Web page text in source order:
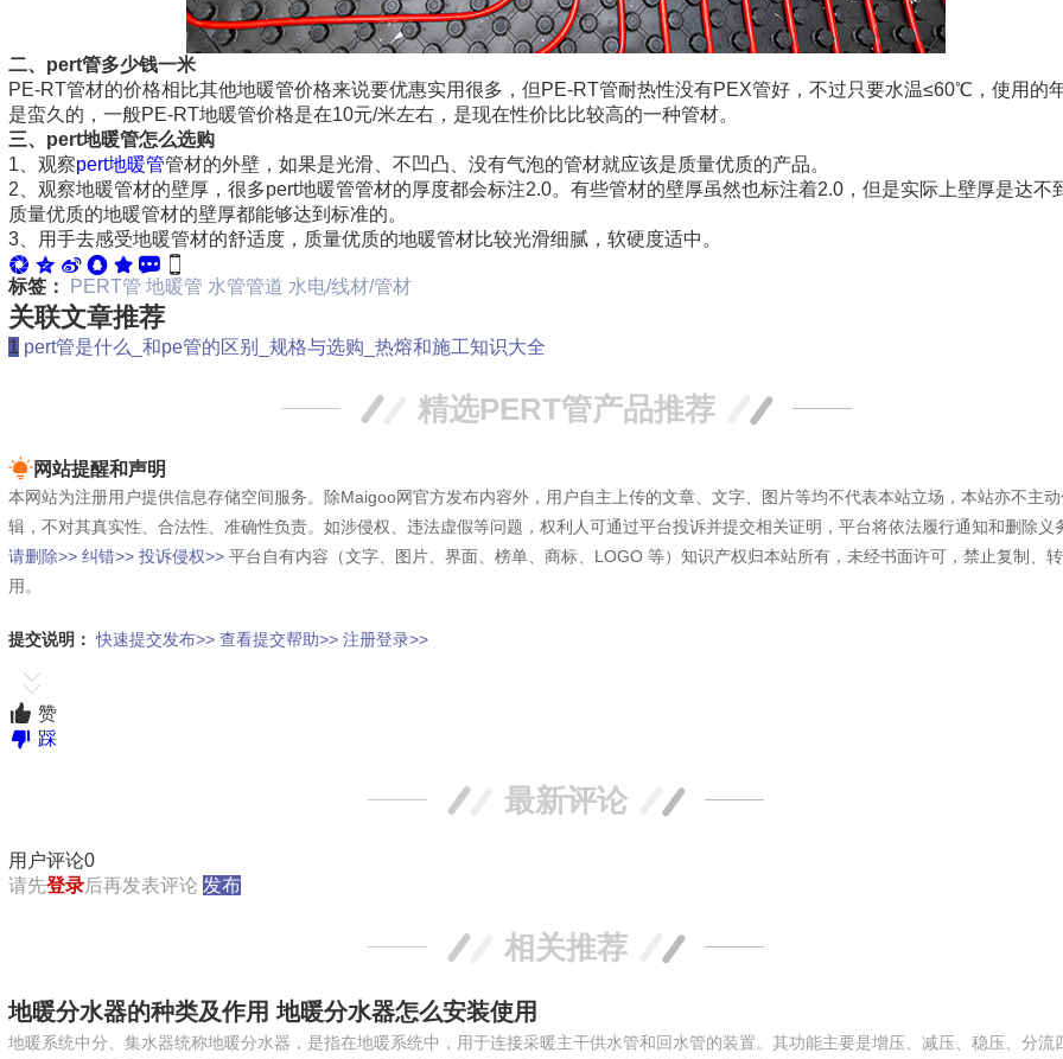
二、pert管多少钱一米
PE-RT管材的价格相比其他地暖管价格来说要优惠实用很多，但PE-RT管耐热性没有PEX管好，不过只要水温≤60℃，使用的
是蛮久的，一般PE-RT地暖管价格是在10元/米左右，是现在性价比比较高的一种管材。
三、pert地暖管怎么选购
1、观察pert地暖管管材的外壁，如果是光滑、不凹凸、没有气泡的管材就应该是质量优质的产品。
2、观察地暖管材的壁厚，很多pert地暖管管材的厚度都会标注2.0。有些管材的壁厚虽然也标注着2.0，但是实际上壁厚是达不
质量优质的地暖管材的壁厚都能够达到标准的。
3、用手去感受地暖管材的舒适度，质量优质的地暖管材比较光滑细腻，软硬度适中。
标签： PERT管 地暖管 水管管道 水电/线材/管材
关联文章推荐
1 pert管是什么_和pe管的区别_规格与选购_热熔和施工知识大全
精选PERT管产品推荐
网站提醒和声明
本网站为注册用户提供信息存储空间服务。除Maigoo网官方发布内容外，用户自主上传的文章、文字、图片等均不代表本站立场，本站亦不主
辑，不对其真实性、合法性、准确性负责。如涉侵权、违法虚假等问题，权利人可通过平台投诉并提交相关证明，平台将依法履行通知和删除义
请删除>> 纠错>> 投诉侵权>> 平台自有内容（文字、图片、界面、榜单、商标、LOGO 等）知识产权归本站所有，未经书面许可，禁止复制、
用。
提交说明： 快速提交发布>> 查看提交帮助>> 注册登录>>
赞
踩
最新评论
用户评论0
请先登录后再发表评论 发布
相关推荐
地暖分水器的种类及作用 地暖分水器怎么安装使用
地暖系统中分、集水器统称地暖分水器，是指在地暖系统中，用于连接采暖主干供水管和回水管的装置。其功能主要是增压、减压、稳压、分流